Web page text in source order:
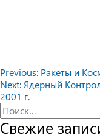
Навигация
по
записям
Previous: Ракеты и
Next: Ядерный
2001 г.
Найти:
Свежие